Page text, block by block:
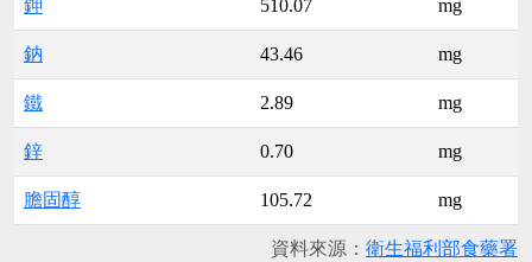
鉀 510.07 mg
鈉 43.46 mg
鐵 2.89 mg
鋅 0.70 mg
膽固醇 105.72 mg
資料來源： 衛生福利部食藥署